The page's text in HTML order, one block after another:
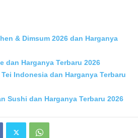
& Dimsum 2026 dan Harganya
dan Harganya Terbaru 2026
Indonesia dan Harganya Terbaru
Sushi dan Harganya Terbaru 2026